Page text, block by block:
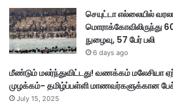
செயுட்டா எல்லையில்
மொராக்கோவிலிருந்து
நுழைவு, 57 பேர் பலி
6 days ago
மீண்டும் மலர்ந்துவிட்டது! வணக்கம் மலேசியா
முழக்கம்- தமிழ்ப்பள்ளி மாணவர்களுக்கான
July 15, 2025